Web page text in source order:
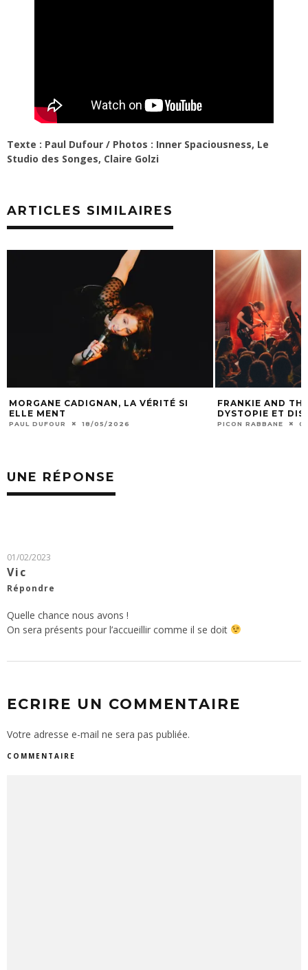
Texte : Paul Dufour / Photos : Inner Spaciousness, Le
Studio des Songes, Claire Golzi
ARTICLES SIMILAIRES
MORGANE CADIGNAN, LA VÉRITÉ SI
ELLE MENT
PAUL DUFOUR 18/05/2026
FRANKIE AND
DYSTOPIE ET
PICON RABBANE
UNE RÉPONSE
01/02/2023
Vic
Répondre
Quelle chance nous avons !
On sera présents pour l’accueillir comme il se doit
ECRIRE UN COMMENTAIRE
Votre adresse e-mail ne sera pas publiée.
COMMENTAIRE